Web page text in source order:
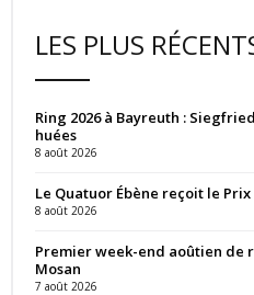
LES PLUS
Ring 2026 à Bayreuth :
huées
8 août 2026
Le Quatuor Ébène reçoit le
8 août 2026
Premier week-end aoûtien de
Mosan
7 août 2026